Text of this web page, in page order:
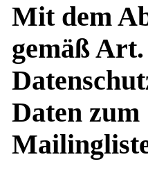
Mit dem
gemäß
Daten